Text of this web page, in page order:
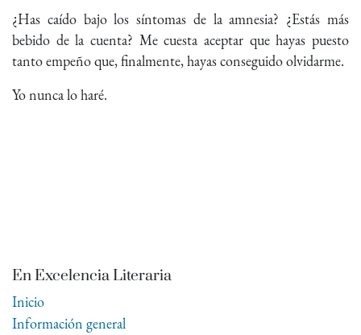
¿Has caído bajo los síntomas de la amnesia? ¿Estás más
bebido de la cuenta? Me cuesta aceptar que hayas puesto
tanto empeño que, finalmente, hayas conseguido olvidarme.
Yo nunca lo haré.
En Excelencia Literaria
Inicio
Información general